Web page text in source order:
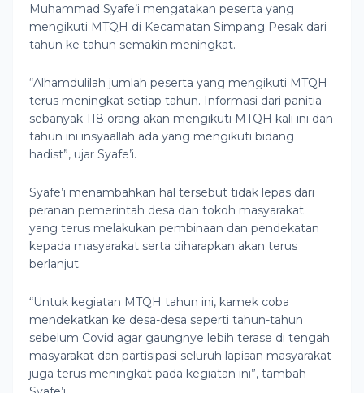
Muhammad Syafe’i mengatakan peserta yang
mengikuti MTQH di Kecamatan Simpang Pesak dari
tahun ke tahun semakin meningkat.
“Alhamdulilah jumlah peserta yang mengikuti MTQH
terus meningkat setiap tahun. Informasi dari panitia
sebanyak 118 orang akan mengikuti MTQH kali ini dan
tahun ini insyaallah ada yang mengikuti bidang
hadist”, ujar Syafe’i.
Syafe’i menambahkan hal tersebut tidak lepas dari
peranan pemerintah desa dan tokoh masyarakat
yang terus melakukan pembinaan dan pendekatan
kepada masyarakat serta diharapkan akan terus
berlanjut.
“Untuk kegiatan MTQH tahun ini, kamek coba
mendekatkan ke desa-desa seperti tahun-tahun
sebelum Covid agar gaungnye lebih terase di tengah
masyarakat dan partisipasi seluruh lapisan masyarakat
juga terus meningkat pada kegiatan ini”, tambah